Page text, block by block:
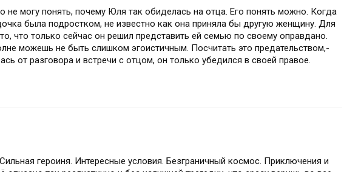
не могу понять, почему Юля так обиделась на отца. Его понять можно. Когда
была подростком, не известно как она приняла бы другую женщину. Для
что только сейчас он решил представить ей семью по своему оправдано.
можешь не быть слишком эгоистичным. Посчитать это предательством,-
от разговора и встречи с отцом, он только убедился в своей правое.
героиня. Интересные условия. Безграничный космос. Приключения и